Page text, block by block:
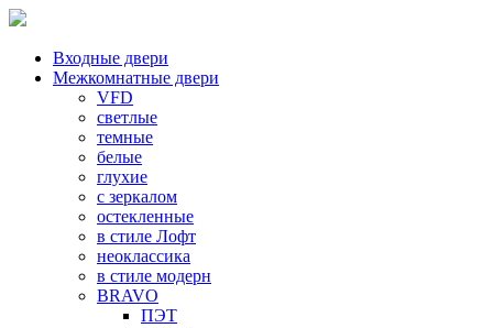
Входные двери
Межкомнатные двери
VFD
светлые
темные
белые
глухие
с зеркалом
остекленные
в стиле Лофт
неоклассика
в стиле модерн
BRAVO
ПЭТ